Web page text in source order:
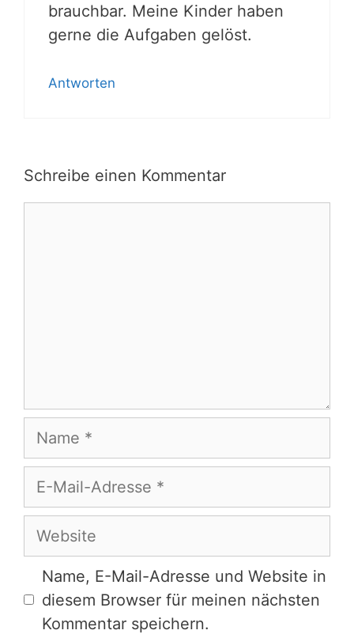
brauchbar. Meine Kinder haben
gerne die Aufgaben gelöst.
Antworten
Schreibe einen Kommentar
Name
E-
Adresse
Website
Name, E-Mail-Adresse und Website in
diesem Browser für meinen nächsten
Kommentar speichern.